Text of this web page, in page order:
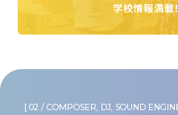
学校情報満載！